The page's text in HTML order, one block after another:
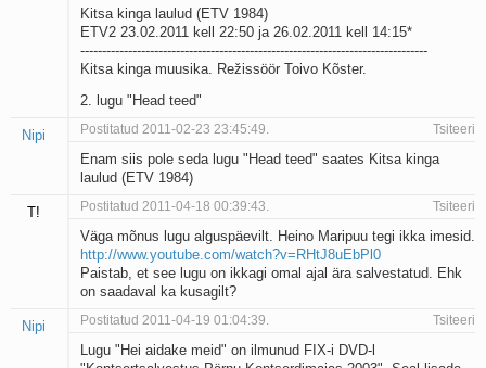
Kitsa kinga laulud (ETV 1984)
ETV2 23.02.2011 kell 22:50 ja 26.02.2011 kell 14:15*
--------------------------------------------------------------------------------
Kitsa kinga muusika. Režissöör Toivo Kõster.
2. lugu "Head teed"
Nipi Postitatud 2011-02-23 23:45:49. Tsiteeri
Enam siis pole seda lugu "Head teed" saates Kitsa kinga
laulud (ETV 1984)
T! Postitatud 2011-04-18 00:39:43. Tsiteeri
Väga mõnus lugu alguspäevilt. Heino Maripuu tegi ikka imesid.
http://www.youtube.com/watch?v=RHtJ8uEbPl0
Paistab, et see lugu on ikkagi omal ajal ära salvestatud. Ehk
on saadaval ka kusagilt?
Nipi Postitatud 2011-04-19 01:04:39. Tsiteeri
Lugu "Hei aidake meid" on ilmunud FIX-i DVD-l